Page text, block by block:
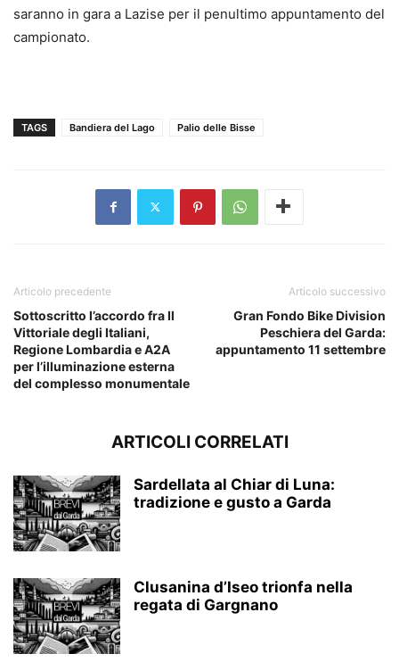
saranno in gara a Lazise per il penultimo appuntamento del
campionato.
TAGS Bandiera del Lago Palio delle Bisse
Articolo precedente
Sottoscritto l’accordo fra Il
Vittoriale degli Italiani,
Regione Lombardia e A2A
per l’illuminazione esterna
del complesso monumentale
Articolo successivo
Gran Fondo Bike Division
Peschiera del Garda:
appuntamento 11 settembre
ARTICOLI CORRELATI
Sardellata al Chiar di Luna:
tradizione e gusto a Garda
Clusanina d’Iseo trionfa nella
regata di Gargnano